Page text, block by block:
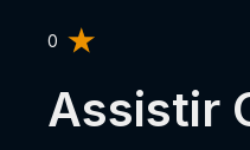
0
Assistir